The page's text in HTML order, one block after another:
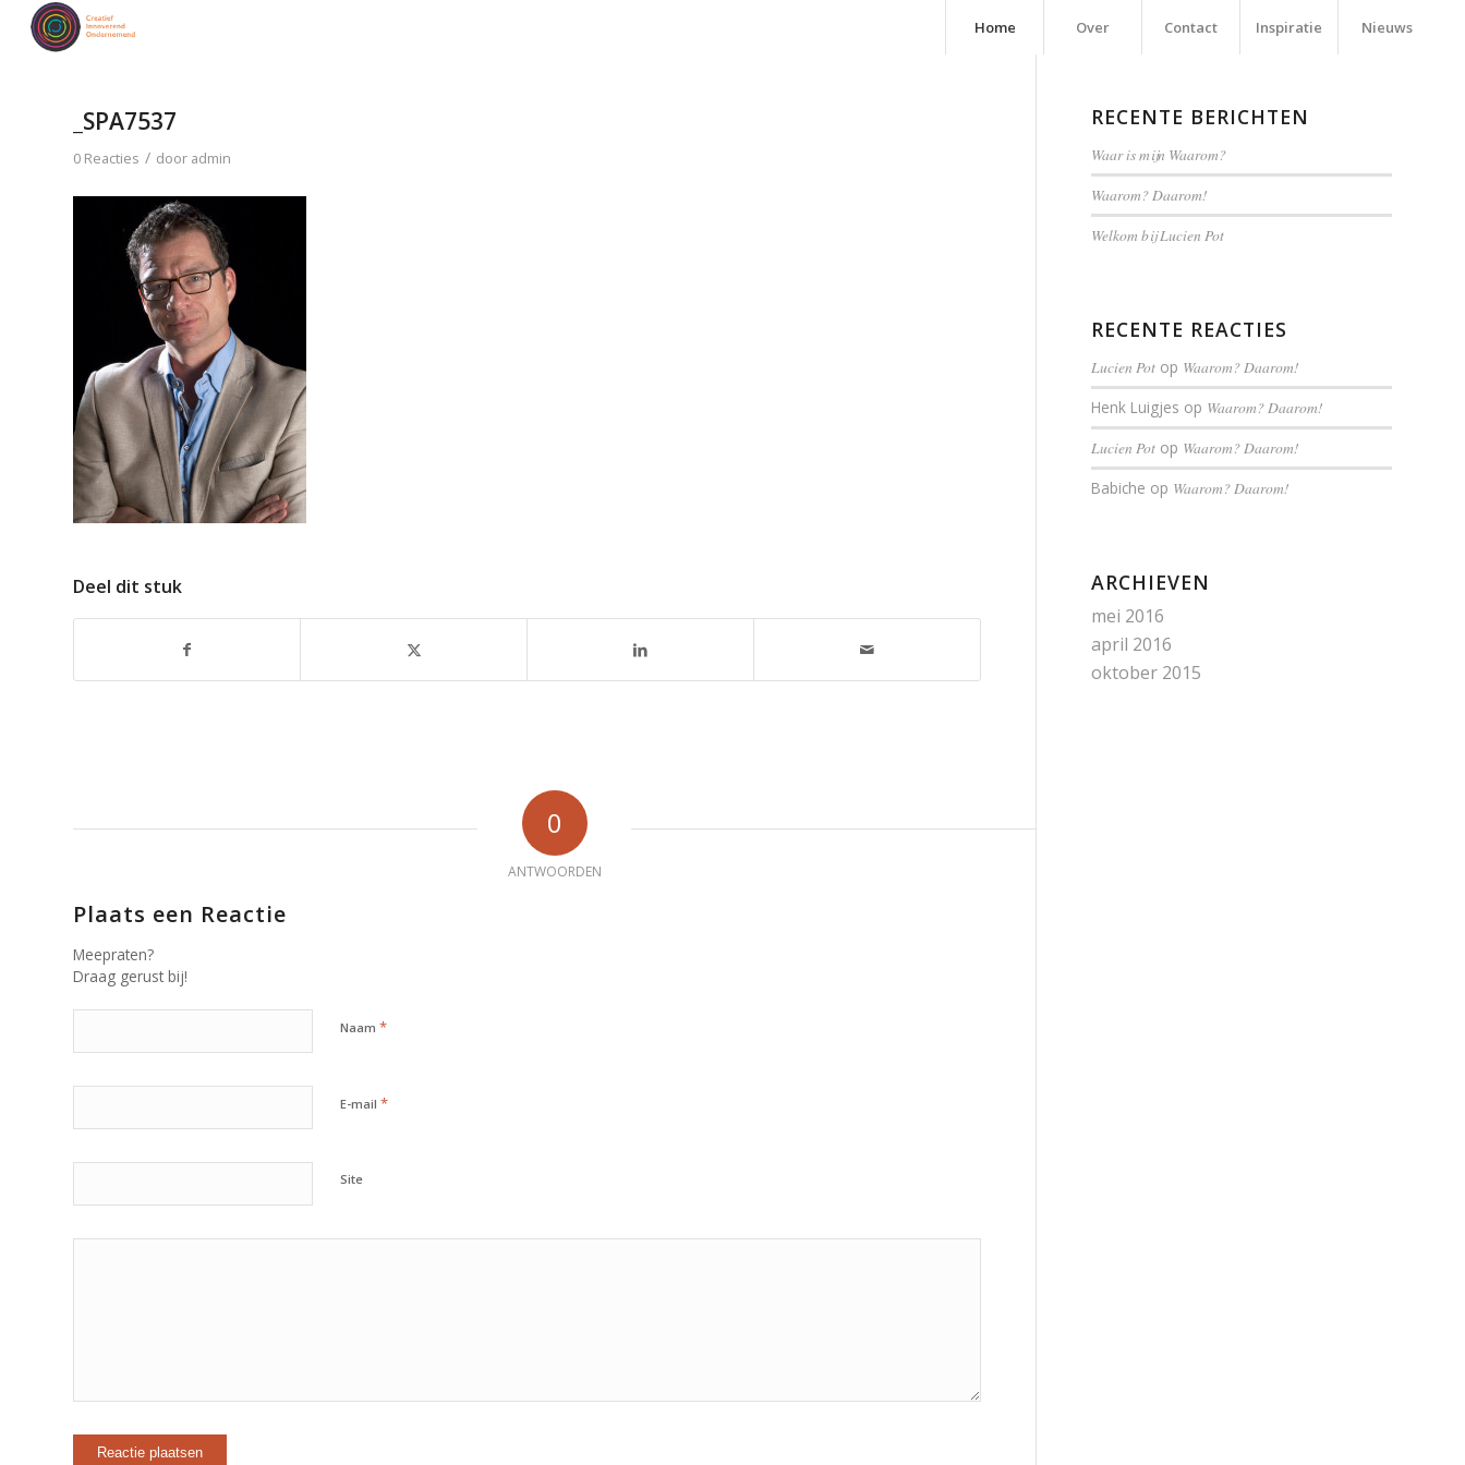
Home Over Contact Inspiratie Nieuws
_SPA7537
0 Reacties / door admin
Deel dit stuk
0
ANTWOORDEN
Plaats een Reactie
Meepraten?
Draag gerust bij!
Naam *
E-mail *
Site
RECENTE BERICHTEN
Waar is mijn Waarom?
Waarom? Daarom!
Welkom bij Lucien Pot
RECENTE REACTIES
Lucien Pot op Waarom? Daarom!
Henk Luigjes op Waarom? Daarom!
Lucien Pot op Waarom? Daarom!
Babiche op Waarom? Daarom!
ARCHIEVEN
mei 2016
april 2016
oktober 2015